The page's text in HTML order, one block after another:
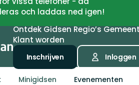
och laddas ned igen!
OntdekGidsenRegio’s
Klant worden
Inschrijven Inloggen
Minigidsen Evenementen